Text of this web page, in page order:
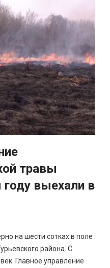
травы
выехали в
на шести сотках в поле
района. С
Главное управление